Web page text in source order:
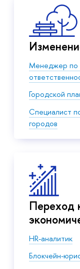
Менеджер по
Городской
Cпециалист
городов
Переход
HR-аналитик
Блокчейн-